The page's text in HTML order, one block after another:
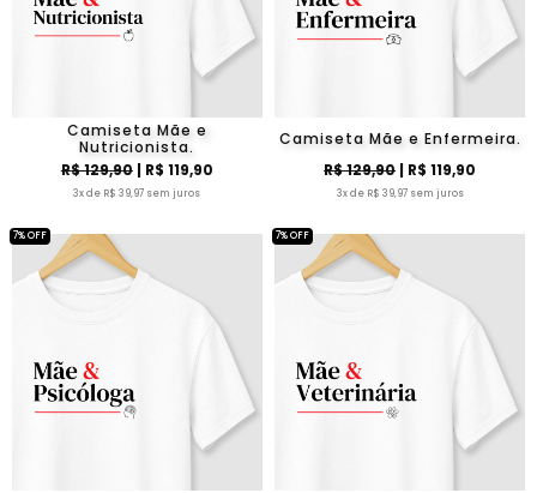
Camiseta Mãe e
Nutricionista.
R$ 129,90| R$ 119,90
3x de R$ 39,97 sem juros
Camiseta Mãe e Enfermeira.
R$ 129,90| R$ 119,90
3x de R$ 39,97 sem juros
7% OFF 7% OFF